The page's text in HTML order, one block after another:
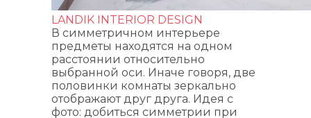
LANDIK INTERIOR DESIGN
В симметричном интерьере
предметы находятся на одном
расстоянии относительно
выбранной оси. Иначе говоря, две
половинки комнаты зеркально
отображают друг друга. Идея с
фото: добиться симметрии при